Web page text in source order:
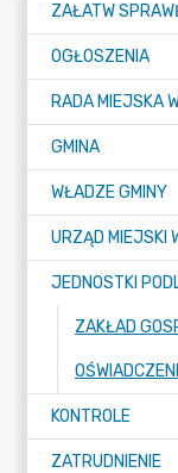
ZAŁATW
OGŁOSZENIA
RADA MIEJSKA
GMINA
WŁADZE GMINY
URZĄD MIEJSKI
JEDNOSTKI
KONTROLE
ZATRUDNIENIE